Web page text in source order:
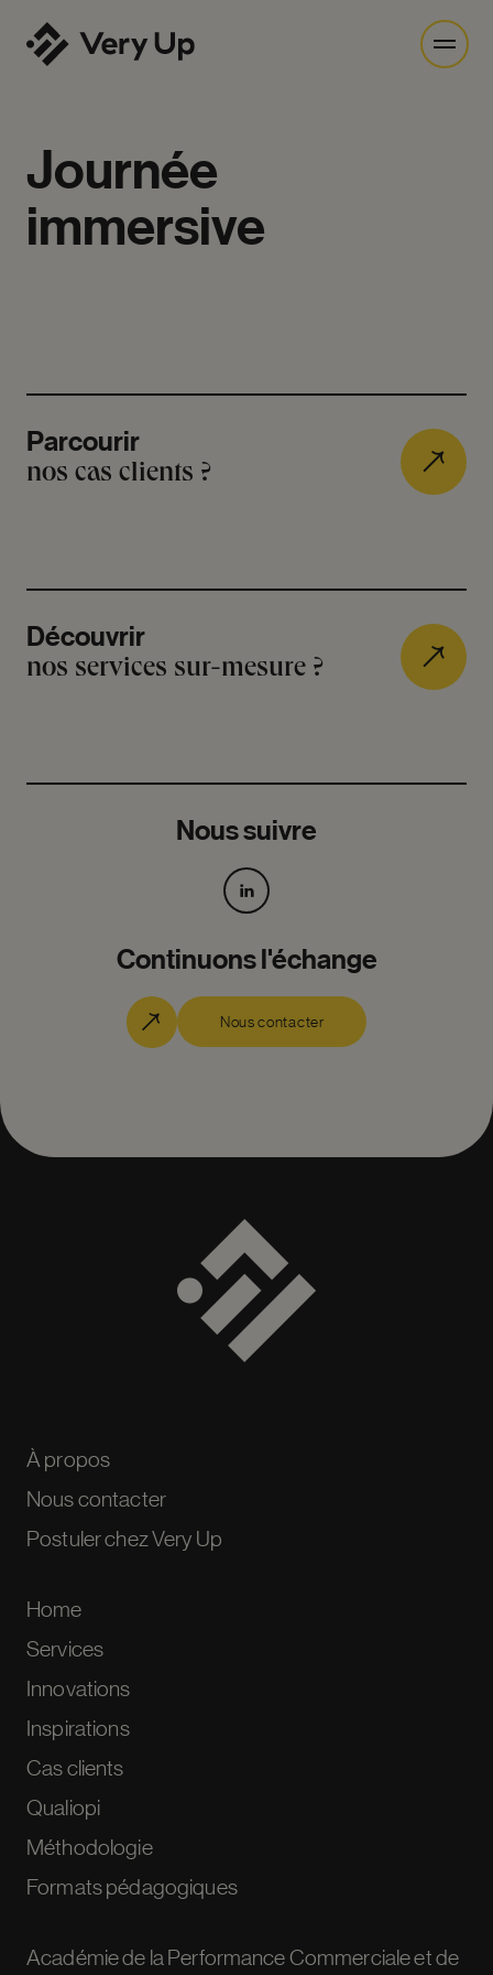
Journée
immersive
Parcourir
nos cas clients ?
Découvrir
nos services sur-mesure ?
Nous suivre
Continuons l'échange
Nous contacter
À propos
Nous contacter
Postuler chez Very Up
Home
Services
Innovations
Inspirations
Cas clients
Qualiopi
Méthodologie
Formats pédagogiques
Académie de la Performance Commerciale et de